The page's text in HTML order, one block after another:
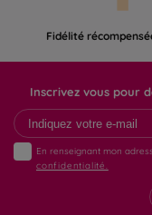
Fidélité
Inscrivez vous pour
En renseignant mon
confidentialité.